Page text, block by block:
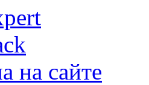
на сайте